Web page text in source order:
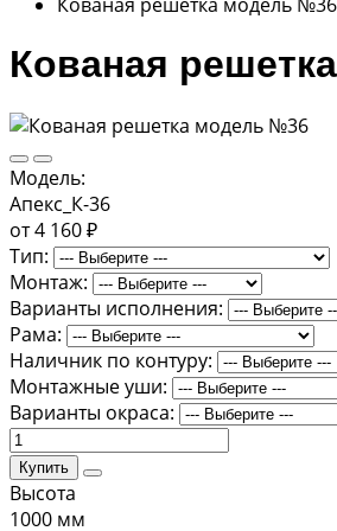
Кованая
Модель:
Апекс_К-36
от 4 160 ₽
Тип:
Монтаж:
Варианты исполнения:
Рама:
Наличник по контуру:
Монтажные уши:
Варианты окраса:
Купить
Высота
1000 мм